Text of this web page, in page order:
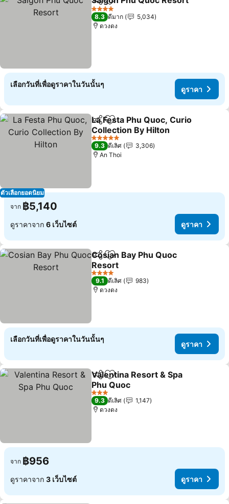
แชร์ เพิ่มในรายการโปรด
4 ดาว
8.3 ดีมาก
5,034
ดวงดง
เลือกวันที่เพื่อดูราคาในวันนั้นๆ
ดูราคา
ตัวเลือกยอดนิยม
แชร์ เพิ่มในรายการโปรด
La Festa Phu Quoc, Curio
Collection By Hilton
5 ดาว
9.3 ดีเลิศ
3,306
An Thoi
จาก ฿5,140
ดูราคาจาก 6 เว็บไซต์ ดูราคา
แชร์ เพิ่มในรายการโปรด
Cosian Bay Phu Quoc
Resort
4 ดาว
9.1 ดีเลิศ
983
ดวงดง
เลือกวันที่เพื่อดูราคาในวันนั้นๆ
ดูราคา
แชร์ เพิ่มในรายการโปรด
Valentina Resort & Spa
Phu Quoc
3 ดาว
9.3 ดีเลิศ
1,147
ดวงดง
จาก ฿956
ดูราคาจาก 3 เว็บไซต์ ดูราคา